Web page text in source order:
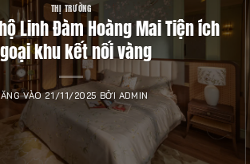
THỊ TRƯỜNG
Linh Đàm Hoàng Mai Tiện ích
khu kết nối vàng
VÀO21/11/2025 BỞI ADMIN